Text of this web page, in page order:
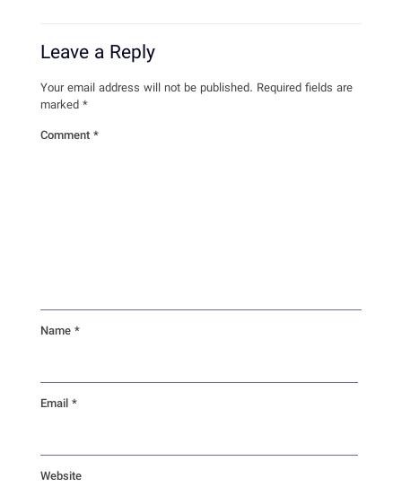
Leave a Reply
Your email address will not be published. Required fields are
marked *
Comment *
Name *
Email *
Website